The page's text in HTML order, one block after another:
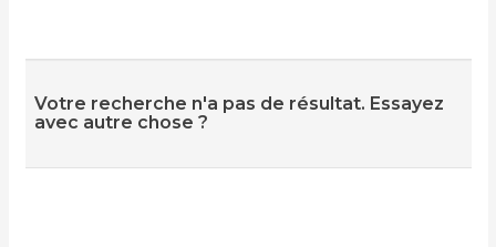
Votre recherche n'a pas de résultat. Essayez
avec autre chose ?